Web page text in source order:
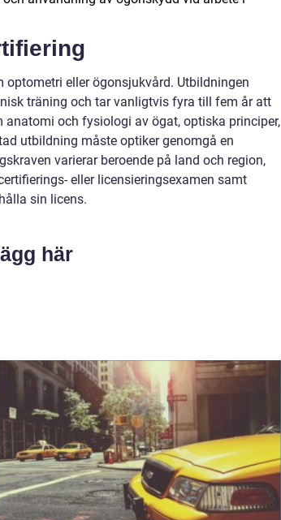
eller ögonsjukvård. Utbildningen
träning och tar vanligtvis fyra till fem år att
och fysiologi av ögat, optiska principer,
utbildning måste optiker genomgå en
varierar beroende på land och region,
eller licensieringsexamen samt
sin licens.
här